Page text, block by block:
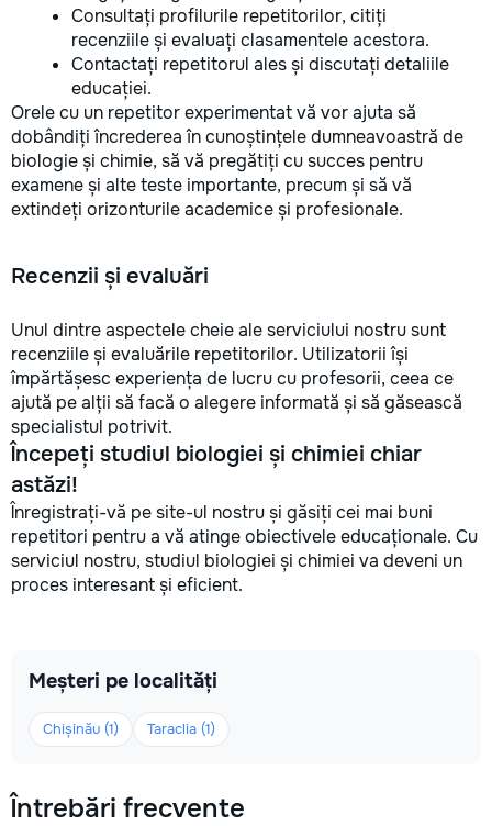
Consultați profilurile repetitorilor, citiți
recenziile și evaluați clasamentele acestora.
Contactați repetitorul ales și discutați detaliile
educației.
Orele cu un repetitor experimentat vă vor ajuta să
dobândiți încrederea în cunoștințele dumneavoastră de
biologie și chimie, să vă pregătiți cu succes pentru
examene și alte teste importante, precum și să vă
extindeți orizonturile academice și profesionale.
Recenzii și evaluări
Unul dintre aspectele cheie ale serviciului nostru sunt
recenziile și evaluările repetitorilor. Utilizatorii își
împărtășesc experiența de lucru cu profesorii, ceea ce
ajută pe alții să facă o alegere informată și să găsească
specialistul potrivit.
Începeți studiul biologiei și chimiei chiar
astăzi!
Înregistrați-vă pe site-ul nostru și găsiți cei mai buni
repetitori pentru a vă atinge obiectivele educaționale. Cu
serviciul nostru, studiul biologiei și chimiei va deveni un
proces interesant și eficient.
Meșteri pe localități
Chișinău (1) Taraclia (1)
Întrebări frecvente